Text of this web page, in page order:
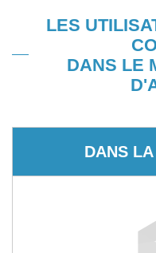
LES
DANS LE
DANS